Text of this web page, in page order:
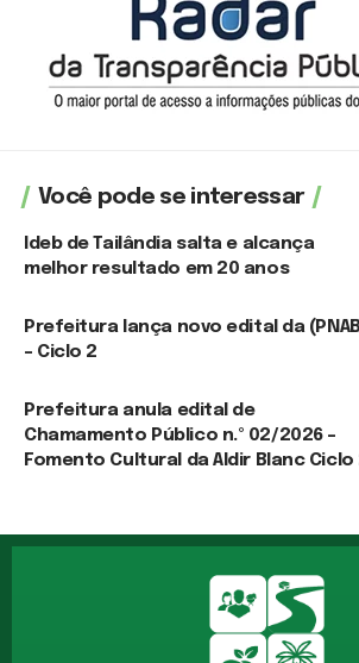
Você pode se interessar
Ideb de Tailândia salta e alcança
melhor resultado em 20 anos
Prefeitura lança novo edital da
– Ciclo 2
Prefeitura anula edital de
Chamamento Público n.º 02/2026 –
Fomento Cultural da Aldir Blanc Ciclo